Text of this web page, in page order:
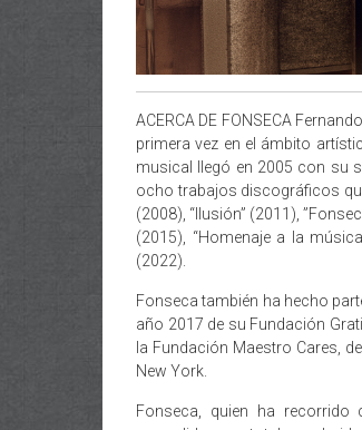
ACERCA DE FONSECA
primera vez en el ámbito
musical llegó en 2005 con su
ocho trabajos discográficos
(2008), “Ilusión” (2011),
(2015), “Homenaje a la
(2022).
Fonseca también ha hecho
año 2017 de su Fundación
la Fundación Maestro Cares,
New York.
Fonseca, quien ha recorrido